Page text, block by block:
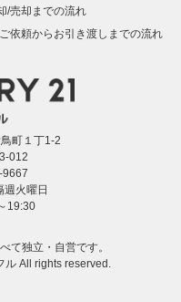
/売却までの流れ
依頼からお引き渡しまでの流れ
町１丁1-2
012
9667
週火曜日
19:30
て独立・自営です。
All rights reserved.